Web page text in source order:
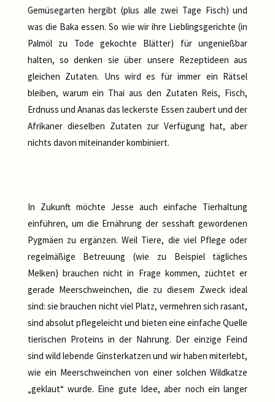
Gemüsegarten hergibt (plus alle zwei Tage Fisch) und
was die Baka essen. So wie wir ihre Lieblingsgerichte (in
Palmöl zu Tode gekochte Blätter) für ungenießbar
halten, so denken sie über unsere Rezeptideen aus
gleichen Zutaten. Uns wird es für immer ein Rätsel
bleiben, warum ein Thai aus den Zutaten Reis, Fisch,
Erdnuss und Ananas das leckerste Essen zaubert und der
Afrikaner dieselben Zutaten zur Verfügung hat, aber
nichts davon miteinander kombiniert.
In Zukunft möchte Jesse auch einfache Tierhaltung
einführen, um die Ernährung der sesshaft gewordenen
Pygmäen zu ergänzen. Weil Tiere, die viel Pflege oder
regelmäßige Betreuung (wie zu Beispiel tägliches
Melken) brauchen nicht in Frage kommen, züchtet er
gerade Meerschweinchen, die zu diesem Zweck ideal
sind: sie brauchen nicht viel Platz, vermehren sich rasant,
sind absolut pflegeleicht und bieten eine einfache Quelle
tierischen Proteins in der Nahrung. Der einzige Feind
sind wild lebende Ginsterkatzen und wir haben miterlebt,
wie ein Meerschweinchen von einer solchen Wildkatze
„geklaut“ wurde. Eine gute Idee, aber noch ein langer